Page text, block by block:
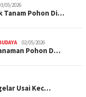
05/2026
Tanam Pohon Di…
02/05/2026
Pohon D…
Usai Kec…